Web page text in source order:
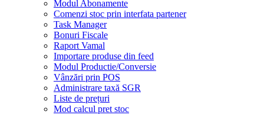
Modul Abonamente
Comenzi stoc prin interfata partener
Task Manager
Bonuri Fiscale
Raport Vamal
Importare produse din feed
Modul Productie/Conversie
Vânzări prin POS
Administrare taxă SGR
Liste de prețuri
Mod calcul pret stoc